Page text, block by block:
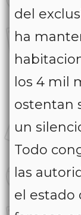
del
ha
los 4 mil
ostentan
un
Todo
las
el estado